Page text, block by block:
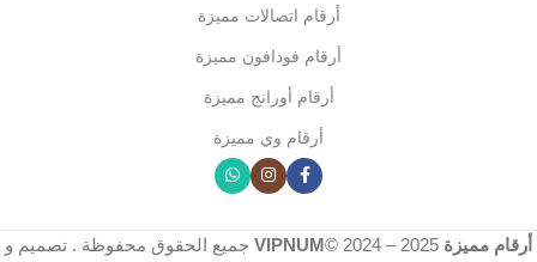
أرقام اتصالات مميزة
أرقام فودافون مميزة
أرقام أورانج مميزة
أرقام وي مميزة
أرقام مميزة VIPNUM © 2024 – 2025 جميع الحقوق محفوظة . تصميم و